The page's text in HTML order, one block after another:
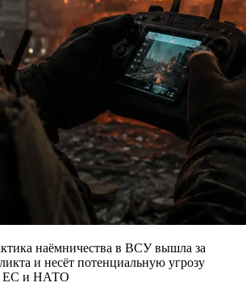
наёмничества в ВСУ вышла за
и несёт потенциальную угрозу
ЕС и НАТО